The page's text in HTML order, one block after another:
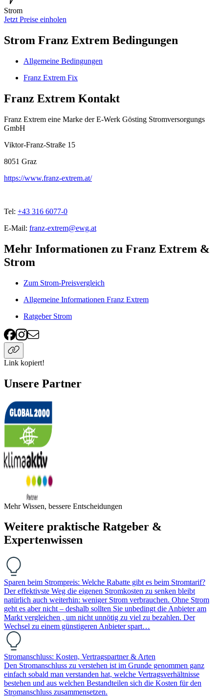
Strom
Jetzt Preise einholen
Strom Franz Extrem Bedingungen
Allgemeine Bedingungen
Franz Extrem Fix
Franz Extrem Kontakt
Franz Extrem eine Marke der E-Werk Gösting Stromversorgungs
GmbH
Viktor-Franz-Straße 15
8051 Graz
https://www.franz-extrem.at/
Tel: +43 316 6077-0
E-Mail: franz-extrem@ewg.at
Mehr Informationen zu Franz Extrem &
Strom
Zum Strom-Preisvergleich
Allgemeine Informationen Franz Extrem
Ratgeber Strom
Link kopiert!
Unsere Partner
Mehr Wissen, bessere Entscheidungen
Weitere praktische Ratgeber &
Expertenwissen
Sparen beim Strompreis: Welche Rabatte gibt es beim Stromtarif?
Der effektivste Weg die eigenen Stromkosten zu senken bleibt
natürlich auch weiterhin: weniger Strom verbrauchen. Ohne Strom
geht es aber nicht – deshalb sollten Sie unbedingt die Anbieter am
Markt vergleichen , um nicht unnötig zu viel zu bezahlen. Der
Wechsel zu einem günstigeren Anbieter spart…
Stromanschluss: Kosten, Vertragspartner & Arten
Den Stromanschluss zu verstehen ist im Grunde genommen ganz
einfach sobald man verstanden hat, welche Vertragsverhältnisse
bestehen und aus welchen Bestandteilen sich die Kosten für den
Stromanschluss zusammensetzen.